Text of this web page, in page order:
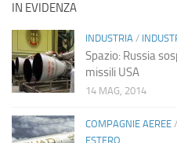
IN EVIDENZA
INDUSTRIA /
Spazio: Russia
missili USA
14 MAG, 2014
COMPAGNIE AEREE /
ESTERO